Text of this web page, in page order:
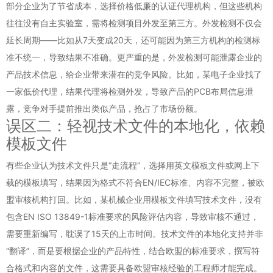
部分企业为了节省成本，选择价格低廉的认证代理机构，但这些机构
往往没有自主实验室，需将检测项目外发至第三方。外发检测不仅会
延长周期——比如从7天变成20天，还可能因为第三方机构的检测标
准不统一，导致结果不准确。更严重的是，外发检测可能泄露企业的
产品技术信息，给企业带来潜在的竞争风险。比如，某电子企业找了
一家低价代理，结果代理将检测外发，导致产品的PCB布局信息泄
露，竞争对手提前推出类似产品，抢占了市场份额。
误区二：轻视技术文件的本地化，依赖
模板文件
有些企业认为技术文件只是“走流程”，选择用英文模板文件或网上下
载的模板填写，结果因为格式不符合EN/IEC标准、内容不完整，被欧
盟审核机构打回。比如，某机械企业用模板文件填写技术文件，没有
包含EN ISO 13849-1标准要求的风险评估内容，导致审核不通过，
需要重新编写，耽误了15天的上市时间。技术文件的本地化支持并非
“翻译”，而是要根据企业的产品特性，结合欧盟的标准要求，撰写符
合格式和内容的文件，这需要具备欧盟审核经验的工程师才能完成。